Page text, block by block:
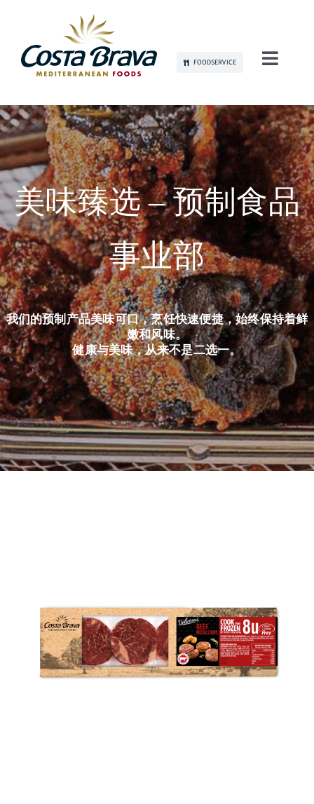
content
FOODSERVICE
可持续发展
产品
品牌传播
人才招募
联系我们
简体中文
美味臻选 – 预制食品
事业部
我们的预制产品美味可口，烹饪快速便捷，始终保持着鲜
嫩和风味。
健康与美味，从来不是二选一。